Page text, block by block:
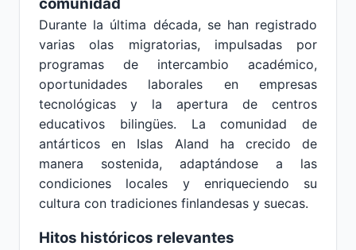
Durante la última década, se han registrado
varias olas migratorias, impulsadas por
programas de intercambio académico,
oportunidades laborales en empresas
tecnológicas y la apertura de centros
educativos bilingües. La comunidad de
antárticos en Islas Aland ha crecido de
manera sostenida, adaptándose a las
condiciones locales y enriqueciendo su
cultura con tradiciones finlandesas y suecas.
Hitos históricos relevantes